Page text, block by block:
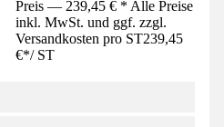
Preis — 239,45 € * Alle Preise
inkl. MwSt. und ggf. zzgl.
Versandkosten pro ST239,45
€*/ ST